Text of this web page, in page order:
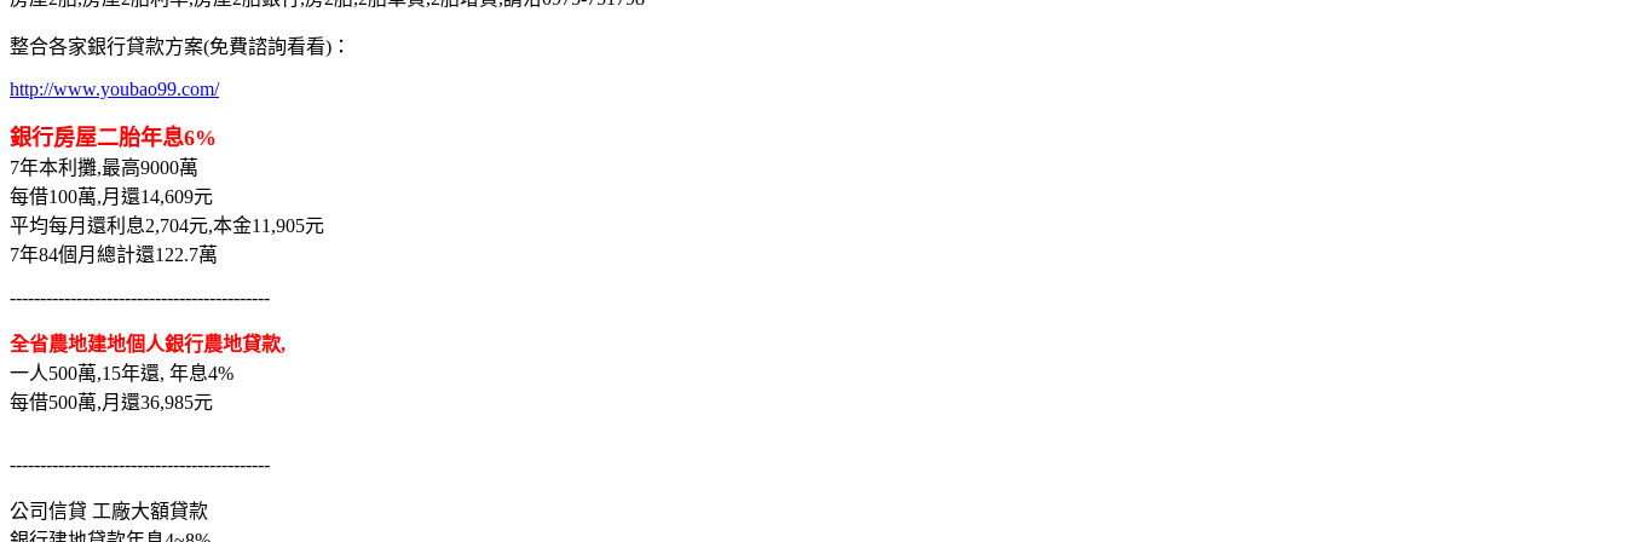
整合各家銀行貸款方案(免費諮詢看看)：
http://www.youbao99.com/
銀行房屋二胎年息6%
7年本利攤,最高9000萬
每借100萬,月還14,609元
平均每月還利息2,704元,本金11,905元
7年84個月總計還122.7萬
-------------------------------------------
全省農地建地個人銀行農地貸款,
一人500萬,15年還, 年息4%
每借500萬,月還36,985元
-------------------------------------------
公司信貸 工廠大額貸款